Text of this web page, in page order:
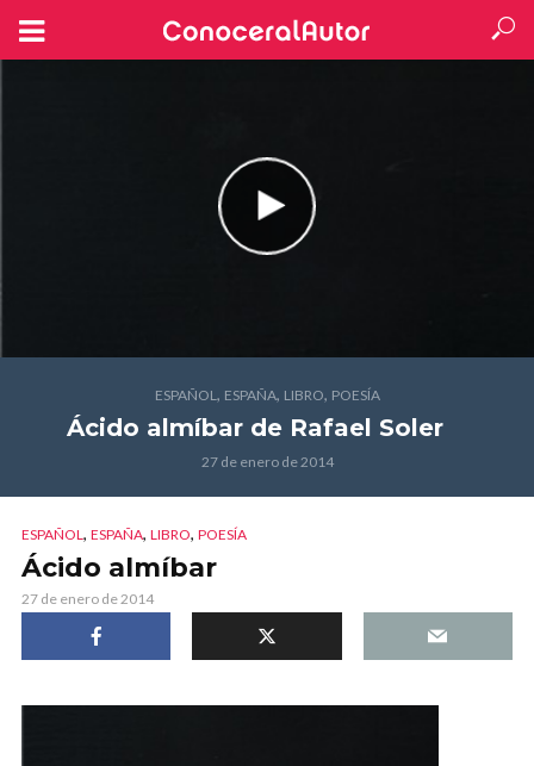
ESPAÑOL, ESPAÑA, LIBRO, POESÍA
Ácido almíbar de Rafael Soler
27 de enero de 2014
ESPAÑOL, ESPAÑA, LIBRO, POESÍA
Ácido almíbar
27 de enero de 2014